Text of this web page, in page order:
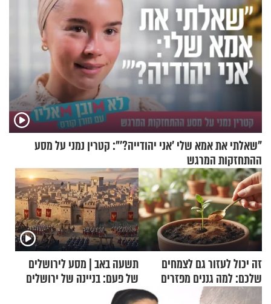
"שאלתי את אמא שלי 'אני יהודייה?'": קטרין נמני על מסע
ההתחזקות המרגש
זה יכול לעזור גם לצמחים
שלכם: למה גננים מפזרים
קינמון בעציצים?
תשעה באב | מסע לירושלים
של פעם: בניינה של ירושלים